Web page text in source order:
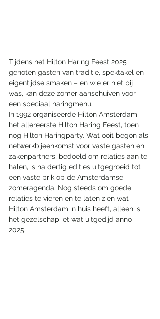
Tijdens het Hilton Haring Feest 2025
genoten gasten van traditie, spektakel en
eigentijdse smaken – en wie er niet bij
was, kan deze zomer aanschuiven voor
een speciaal haringmenu.
In 1992 organiseerde Hilton Amsterdam
het allereerste Hilton Haring Feest, toen
nog Hilton Haringparty. Wat ooit begon als
netwerkbijeenkomst voor vaste gasten en
zakenpartners, bedoeld om relaties aan te
halen, is na dertig edities uitgegroeid tot
een vaste prik op de Amsterdamse
zomeragenda. Nog steeds om goede
relaties te vieren en te laten zien wat
Hilton Amsterdam in huis heeft, alleen is
het gezelschap iet wat uitgedijd anno
2025.